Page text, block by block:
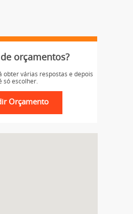
orçamentos?
obter várias respostas e depois
só escolher.